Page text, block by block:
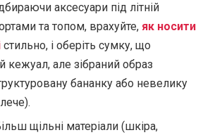
аксесуари під літній
та топом, врахуйте, як носити
стильно, і оберіть сумку, що
кежуал, але зібраний образ
бананку або невелику
щільні матеріали (шкіра,